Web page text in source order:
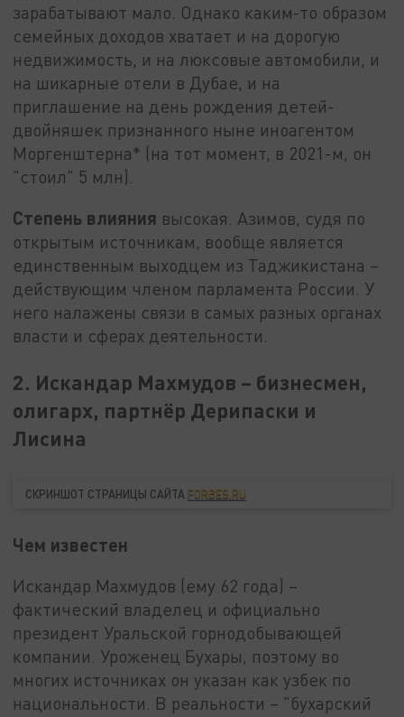
зарабатывают мало. Однако каким-то образом
семейных доходов хватает и на дорогую
недвижимость, и на люксовые автомобили, и
на шикарные отели в Дубае, и на
приглашение на день рождения детей-
двойняшек признанного ныне иноагентом
Моргенштерна* (на тот момент, в 2021-м, он
"стоил" 5 млн).
Степень влияния высокая. Азимов, судя по
открытым источникам, вообще является
единственным выходцем из Таджикистана –
действующим членом парламента России. У
него налажены связи в самых разных органах
власти и сферах деятельности.
2. Искандар Махмудов – бизнесмен,
олигарх, партнёр Дерипаски и
Лисина
СКРИНШОТ СТРАНИЦЫ САЙТА FORBES.RU
Чем известен
Искандар Махмудов (ему 62 года) –
фактический владелец и официально
президент Уральской горнодобывающей
компании. Уроженец Бухары, поэтому во
многих источниках он указан как узбек по
национальности. В реальности – "бухарский